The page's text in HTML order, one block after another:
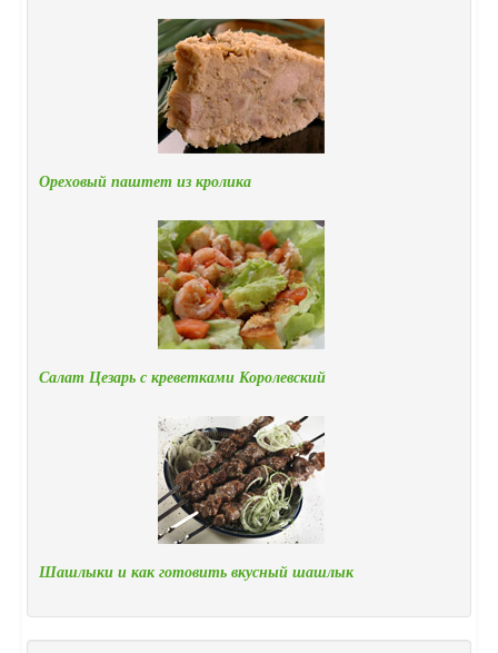
Ореховый паштет из кролика
Салат Цезарь с креветками Королевский
Шашлыки и как готовить вкусный шашлык